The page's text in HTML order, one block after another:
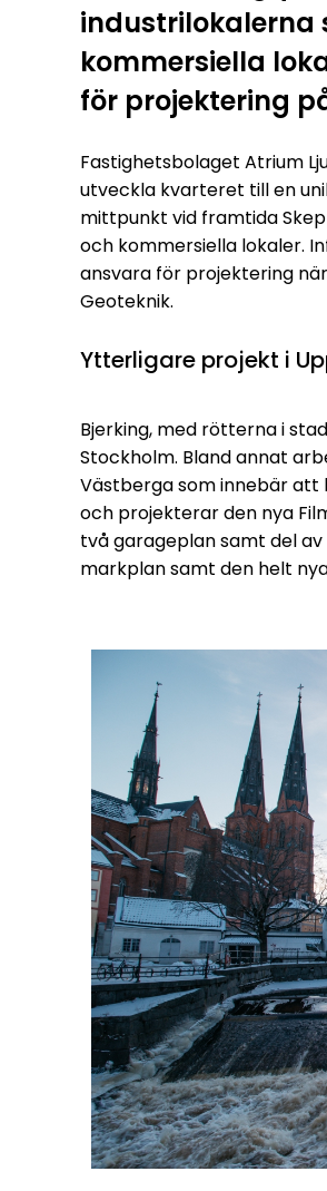
industrilokalerna
kommersiella
för projektering
Fastighetsbolaget Atrium
utveckla kvarteret till en
mittpunkt vid framtida
och kommersiella lokaler.
ansvara för projektering
Geoteknik.
Ytterligare projekt i
Bjerking, med rötterna i
Stockholm. Bland annat
Västberga som innebär att
och projekterar den nya
två garageplan samt del
markplan samt den helt